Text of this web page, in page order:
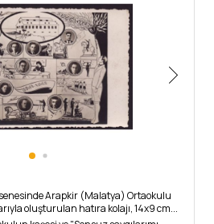
Arapkir (Malatya) Ortaokulu
oluşturulan hatıra kolajı, 14x9 cm...